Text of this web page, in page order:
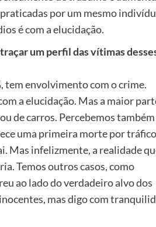
por um mesmo
é com a elucidação.
um perfil das vítimas
tem envolvimento com o crime.
a elucidação. Mas a maior
de carros. Percebemos
uma primeira morte por
Mas infelizmente, a realidade
Temos outros casos, como
ao lado do verdadeiro alvo dos
mas digo com